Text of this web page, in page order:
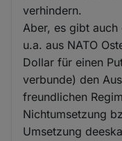
verhindern.
Aber, es gibt
u.a. aus NATO
Dollar für einen
verbunde) den
freundlichen
Nichtumsetzung
Umsetzung